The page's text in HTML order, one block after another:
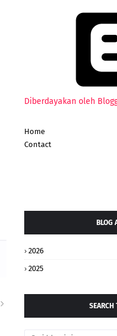
Diberdayakan oleh
Home
Contact
BLOG
2026
2025
SEARCH